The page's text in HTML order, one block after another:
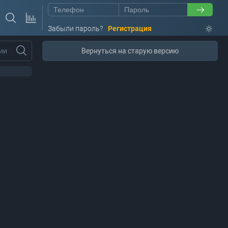
Забыли пароль? Регистрация
Вернуться на старую версию